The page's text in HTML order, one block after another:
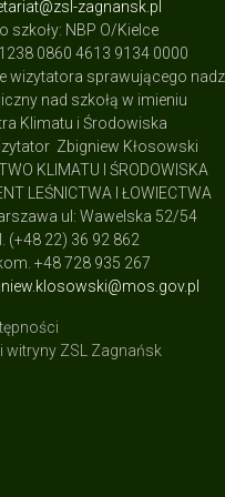
zagnansk.pl
szkoły: NBP O/Kielce
0860 4613 9134 0000
wizytatora sprawującego
nad szkołą w imieniu
Klimatu i Środowiska
Zbigniew Kłosowski
KLIMATU I ŚRODOWISKA
LEŚNICTWA I ŁOWIECTWA
ul: Wawelska 52/54
(+48 22) 36 92 862
+48 728 935 267
witryny ZSL Zagnańsk